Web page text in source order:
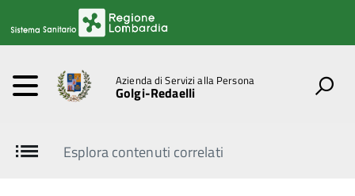
Azienda di Servizi alla Persona
Golgi-Redaelli
Esplora contenuti correlati